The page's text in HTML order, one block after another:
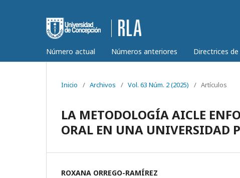
Número actual Números anteriores Directrices
Inicio / Archivos / Vol. 63 Núm. 2 (2025) / Artículos
LA METODOLOGÍA AICLE
ORAL EN UNA UNIVERSIDAD
ROXANA ORREGO-RAMÍREZ